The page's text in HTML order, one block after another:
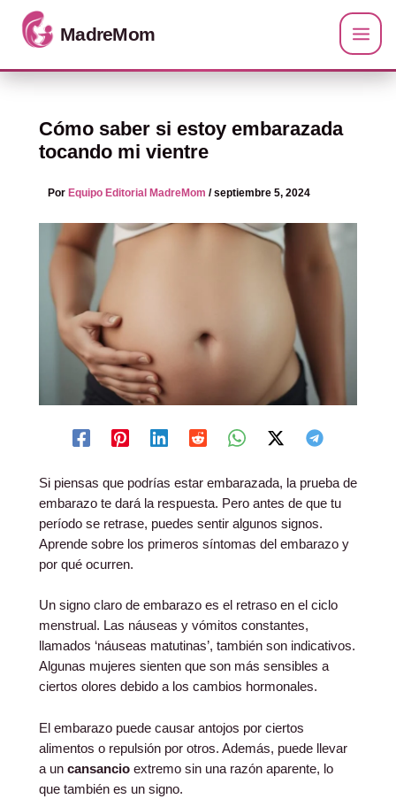
Ir al contenido
Cómo saber si estoy embarazada
tocando mi vientre
Por Equipo Editorial MadreMom /septiembre 5, 2024
Si piensas que podrías estar embarazada, la prueba de
embarazo te dará la respuesta. Pero antes de que tu
período se retrase, puedes sentir algunos signos.
Aprende sobre los primeros síntomas del embarazo y
por qué ocurren.
Un signo claro de embarazo es el retraso en el ciclo
menstrual. Las náuseas y vómitos constantes,
llamados ‘náuseas matutinas’, también son indicativos.
Algunas mujeres sienten que son más sensibles a
ciertos olores debido a los cambios hormonales.
El embarazo puede causar antojos por ciertos
alimentos o repulsión por otros. Además, puede llevar
a un cansancio extremo sin una razón aparente, lo
que también es un signo.